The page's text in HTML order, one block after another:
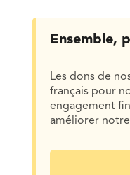
Ensemble,
Les dons de
français pour
engagement
améliorer